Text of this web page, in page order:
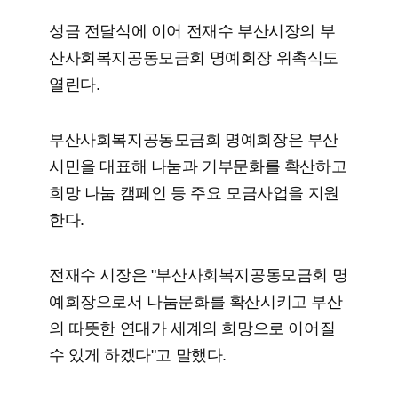
성금 전달식에 이어 전재수 부산시장의 부
산사회복지공동모금회 명예회장 위촉식도
열린다.
부산사회복지공동모금회 명예회장은 부산
시민을 대표해 나눔과 기부문화를 확산하고
희망 나눔 캠페인 등 주요 모금사업을 지원
한다.
전재수 시장은 "부산사회복지공동모금회 명
예회장으로서 나눔문화를 확산시키고 부산
의 따뜻한 연대가 세계의 희망으로 이어질
수 있게 하겠다"고 말했다.